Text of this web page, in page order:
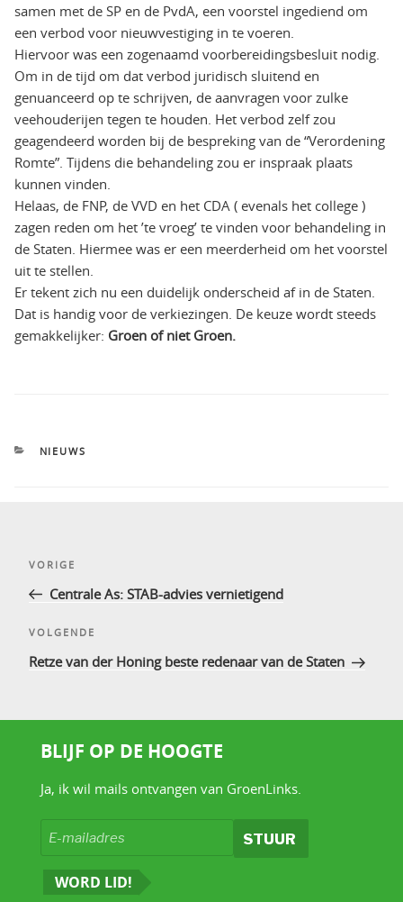
samen met de SP en de PvdA, een voorstel ingediend om
een verbod voor nieuwvestiging in te voeren.
Hiervoor was een zogenaamd voorbereidingsbesluit nodig.
Om in de tijd om dat verbod juridisch sluitend en
genuanceerd op te schrijven, de aanvragen voor zulke
veehouderijen tegen te houden. Het verbod zelf zou
geagendeerd worden bij de bespreking van de “Verordening
Romte”. Tijdens die behandeling zou er inspraak plaats
kunnen vinden.
Helaas, de FNP, de VVD en het CDA ( evenals het college )
zagen reden om het ’te vroeg’ te vinden voor behandeling in
de Staten. Hiermee was er een meerderheid om het voorstel
uit te stellen.
Er tekent zich nu een duidelijk onderscheid af in de Staten.
Dat is handig voor de verkiezingen. De keuze wordt steeds
gemakkelijker: Groen of niet Groen.
CATEGORIEËN
NIEUWS
Vorig
bericht
VORIGE
Centrale As: STAB-advies vernietigend
Volgend
bericht
VOLGENDE
Retze van der Honing beste redenaar van de Staten
BLIJF OP DE HOOGTE
Ja, ik wil mails ontvangen van GroenLinks.
WORD LID!